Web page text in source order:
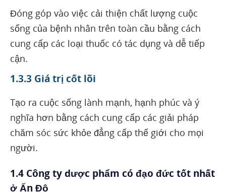
Đóng góp vào việc cải thiện chất lượng cuộc
sống của bệnh nhân trên toàn cầu bằng cách
cung cấp các loại thuốc có tác dụng và dễ tiếp
cận.
1.3.3 Giá trị cốt lõi
Tạo ra cuộc sống lành mạnh, hạnh phúc và ý
nghĩa hơn bằng cách cung cấp các giải pháp
chăm sóc sức khỏe đẳng cấp thế giới cho mọi
người.
1.4 Công ty dược phẩm có đạo đức tốt nhất
ở Ấn Độ